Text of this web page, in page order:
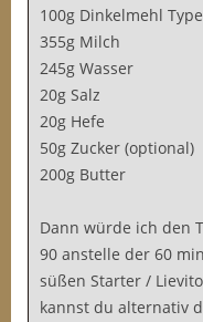
100g Dinkelmehl
355g Milch
245g Wasser
20g Salz
20g Hefe
50g Zucker (optional)
200g Butter
Dann würde ich den
90 anstelle der 60
süßen Starter /
kannst du alternativ